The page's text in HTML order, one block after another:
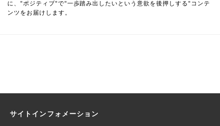
に、"ポジティブ"で"一歩踏み出したいという意欲を後押しする"コンテ
ンツをお届けします。
サイトインフォメーション